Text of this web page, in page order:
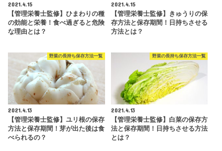
2021.4.15
【管理栄養士監修】ひまわりの種
の効能と栄養！食べ過ぎると危険
な理由とは？
2021.4.15
【管理栄養士監修】きゅうりの保
存方法と保存期間！日持ちさせる
方法とは？
野菜の長持ち保存方法一覧
2021.4.13
【管理栄養士監修】ユリ根の保存
方法と保存期間！芽が出た後は食
べられるの？
野菜の長持ち保存方法一覧
2021.4.13
【管理栄養士監修】白菜の保存方
法と保存期間！日持ちさせる方法
とは？